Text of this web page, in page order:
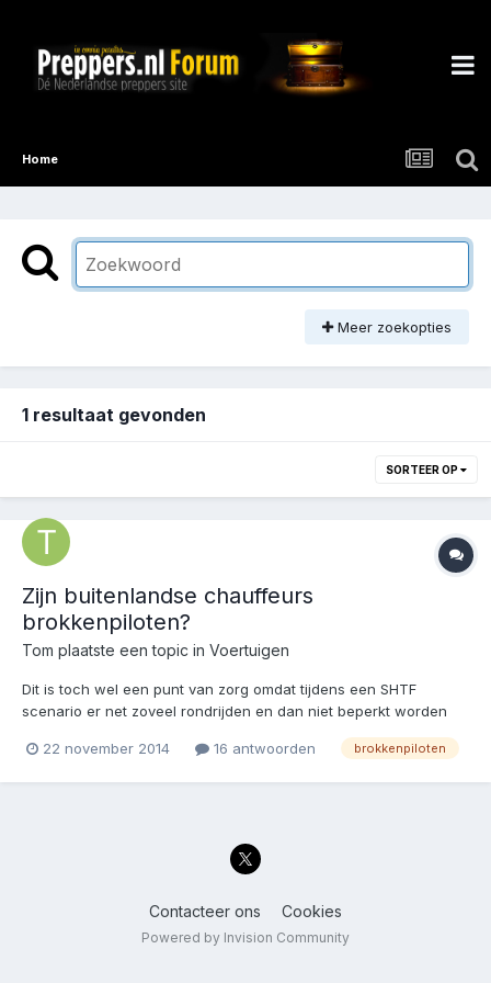
Home
Meer zoekopties
1 resultaat gevonden
SORTEER OP
Zijn buitenlandse chauffeurs
brokkenpiloten?
Tom plaatste een topic in Voertuigen
Dit is toch wel een punt van zorg omdat tijdens een SHTF
scenario er net zoveel rondrijden en dan niet beperkt worden
kunnen lezen rijden ze nogal schade, vandaag nog weer.
22 november 2014 16 antwoorden brokkenpiloten
Contacteer ons Cookies
Powered by Invision Community